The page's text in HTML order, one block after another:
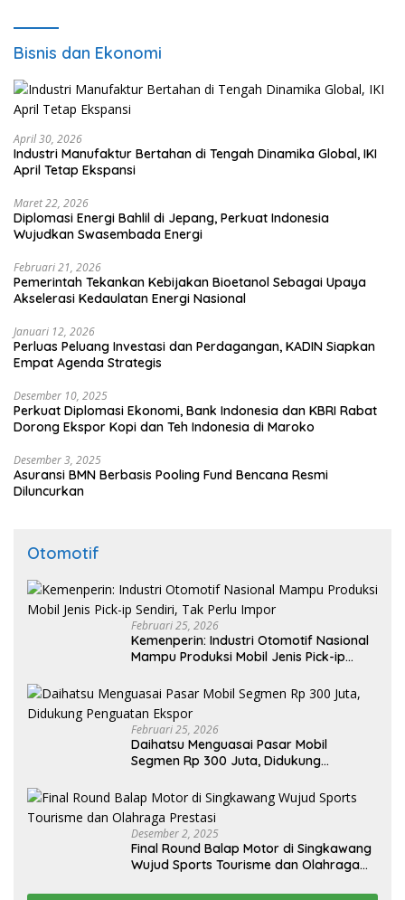
Bisnis dan Ekonomi
April 30, 2026
Industri Manufaktur Bertahan di Tengah Dinamika Global, IKI
April Tetap Ekspansi
Maret 22, 2026
Diplomasi Energi Bahlil di Jepang, Perkuat Indonesia
Wujudkan Swasembada Energi
Februari 21, 2026
Pemerintah Tekankan Kebijakan Bioetanol Sebagai Upaya
Akselerasi Kedaulatan Energi Nasional
Januari 12, 2026
Perluas Peluang Investasi dan Perdagangan, KADIN Siapkan
Empat Agenda Strategis
Desember 10, 2025
Perkuat Diplomasi Ekonomi, Bank Indonesia dan KBRI Rabat
Dorong Ekspor Kopi dan Teh Indonesia di Maroko
Desember 3, 2025
Asuransi BMN Berbasis Pooling Fund Bencana Resmi
Diluncurkan
Otomotif
Februari 25, 2026
Kemenperin: Industri Otomotif Nasional
Mampu Produksi Mobil Jenis Pick-ip
Februari 25, 2026
Daihatsu Menguasai Pasar Mobil
Segmen Rp 300 Juta, Didukung
Desember 2, 2025
Final Round Balap Motor di Singkawang
Wujud Sports Tourisme dan Olahraga